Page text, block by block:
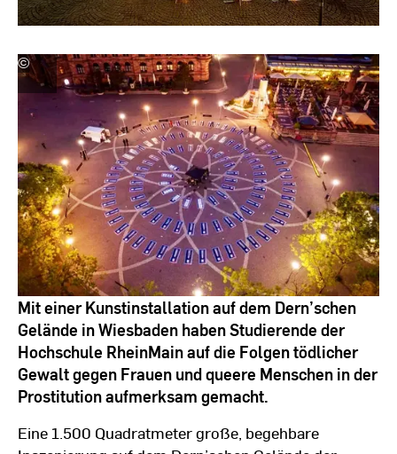
©
Stefan
Pohl
Mit einer Kunstinstallation auf dem Dern’schen
Gelände in Wiesbaden haben Studierende der
Hochschule RheinMain auf die Folgen tödlicher
Gewalt gegen Frauen und queere Menschen in der
Prostitution aufmerksam gemacht.
Eine 1.500 Quadratmeter große, begehbare